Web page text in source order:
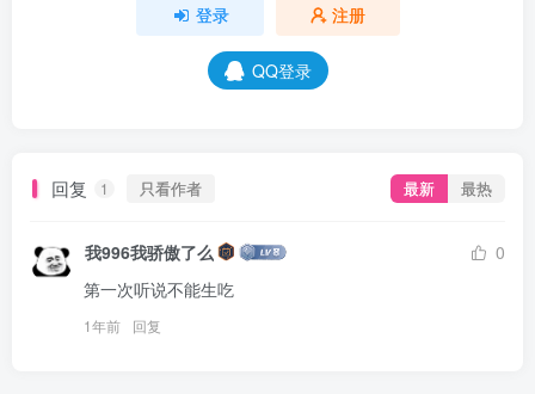
登录 注册
QQ登录
回复 1 只看作者 最新 最热
我996我骄傲了么
0
第一次听说不能生吃
1年前 回复